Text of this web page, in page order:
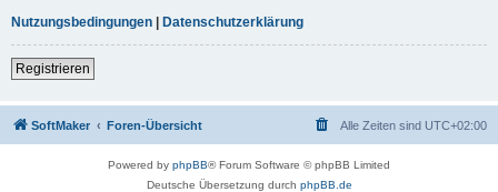
Nutzungsbedingungen | Datenschutzerklärung
Registrieren
SoftMaker Foren-Übersicht Alle Zeiten sind UTC+02:00
Powered by phpBB® Forum Software © phpBB Limited
Deutsche Übersetzung durch phpBB.de